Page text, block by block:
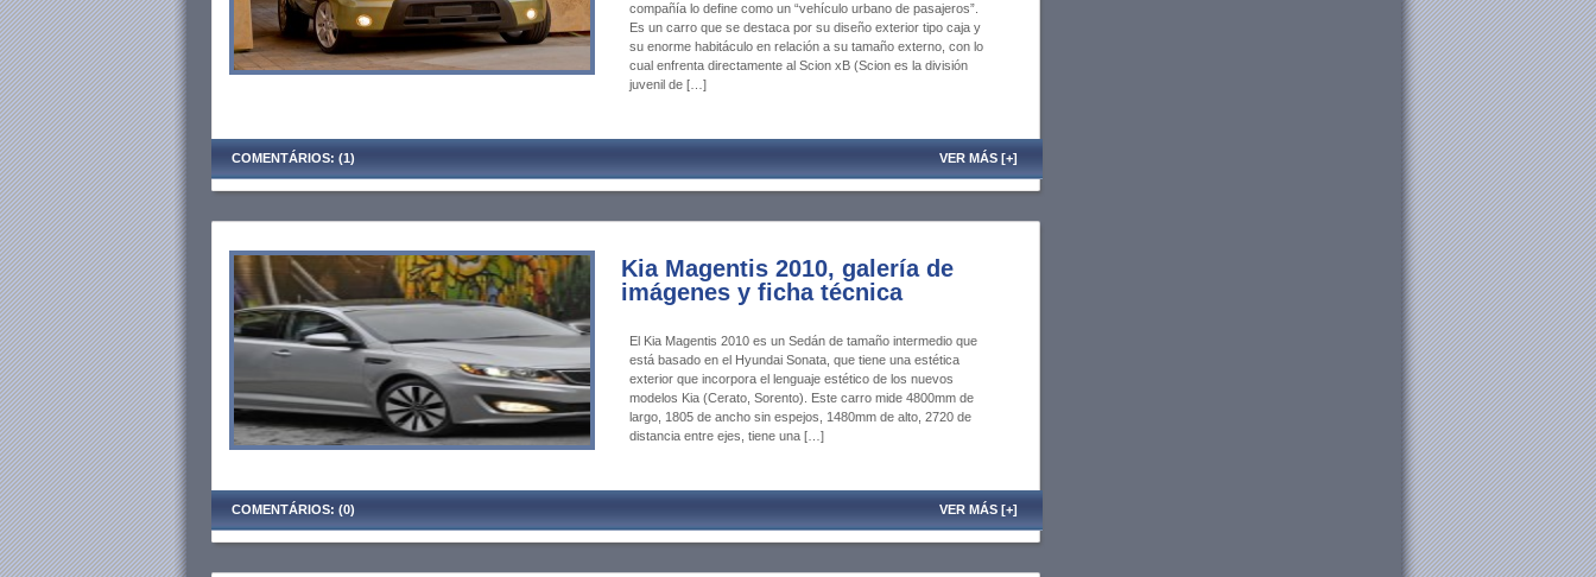
compañía lo define como un “vehículo urbano de pasajeros”.
Es un carro que se destaca por su diseño exterior tipo caja y
su enorme habitáculo en relación a su tamaño externo, con lo
cual enfrenta directamente al Scion xB (Scion es la división
juvenil de […]
COMENTÁRIOS: (1) VER MÁS [+]
Kia Magentis 2010, galería de
imágenes y ficha técnica
El Kia Magentis 2010 es un Sedán de tamaño intermedio que
está basado en el Hyundai Sonata, que tiene una estética
exterior que incorpora el lenguaje estético de los nuevos
modelos Kia (Cerato, Sorento). Este carro mide 4800mm de
largo, 1805 de ancho sin espejos, 1480mm de alto, 2720 de
distancia entre ejes, tiene una […]
COMENTÁRIOS: (0) VER MÁS [+]